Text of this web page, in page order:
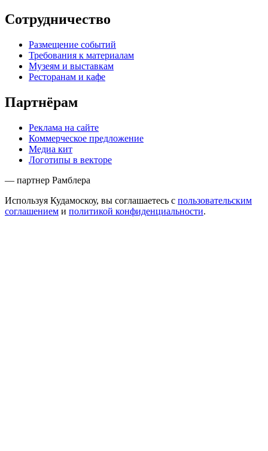
Сотрудничество
Размещение событий
Требования к материалам
Музеям и выставкам
Ресторанам и кафе
Партнёрам
Реклама на сайте
Коммерческое предложение
Медиа кит
Логотипы в векторе
— партнер Рамблера
Используя Кудамоскоу, вы соглашаетесь с пользовательским
соглашением и политикой конфиденциальности.